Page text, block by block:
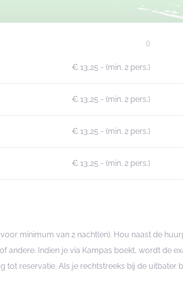
()
€ 13,25 - (min. 2 pers.)
€ 13,25 - (min. 2 pers.)
€ 13,25 - (min. 2 pers.)
€ 13,25 - (min. 2 pers.)
minimum van 2 nacht(en). Hou naast de
andere. Indien je via Kampas boekt, wordt de
tot reservatie. Als je rechtstreeks bij de uitbater